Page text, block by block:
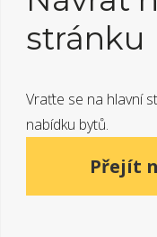
stránku
Vraťte se na hlavní
nabídku bytů.
Přejít